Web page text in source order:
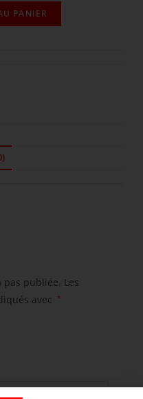
PANIER
pas publiée. Les
avec
*